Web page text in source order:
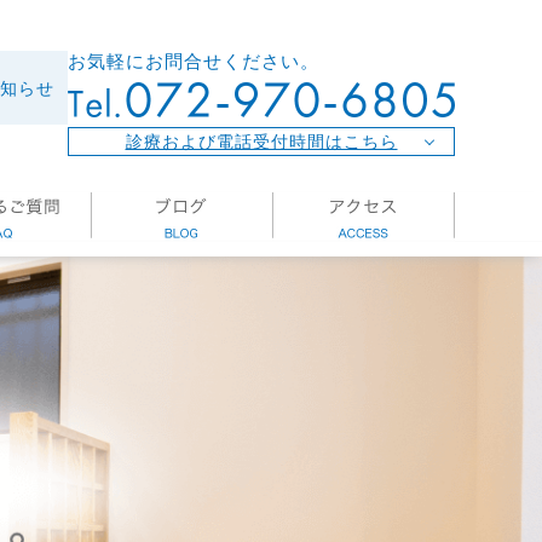
らせ
お気軽にお問合せください。
診療および電話受付時間はこちら